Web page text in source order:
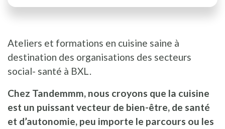
Ateliers et formations en cuisine saine à
destination des organisations des secteurs
social- santé à BXL.
Chez Tandemmm, nous croyons que la cuisine
est un puissant vecteur de bien-être, de santé
et d’autonomie, peu importe le parcours ou les